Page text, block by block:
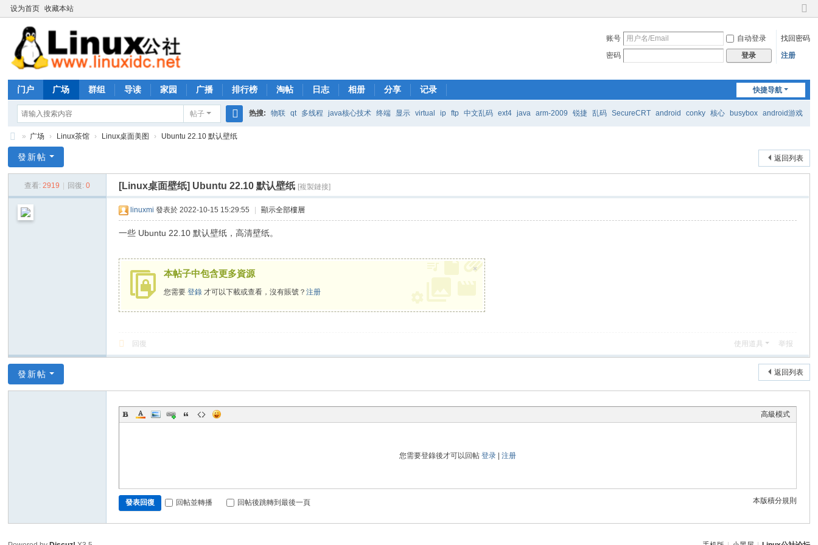
设为首页 收藏本站
切
到
账号 自动登录
找回密码
密码
登录 注册
快捷导航
门户 广场 群组 导读 家园 广播 排行榜 淘帖 日志 相册 分享 记录
帖子
搜
热搜: 物联 qt 多线程 java核心技术 终端 显示 virtual ip ftp 中文乱码 ext4 java arm-2009 锐捷 乱码 SecureCRT android conky 核心 busybox android游戏
nu
公
» 广场 › Linux茶馆 › Linux桌面美图 › Ubuntu 22.10 默认壁纸
返回列表
發新帖
查看: 2919 回復: 0 [Linux桌面壁纸] Ubuntu 22.10 默认壁纸 [複製鏈接]
linuxmi 發表於 2022-10-15 15:29:55 顯示全部樓層
一些 Ubuntu 22.10 默认壁纸，高清壁纸。
本帖子中包含更多資源
您需要登錄 才可以下載或查看，沒有賬號？注册
×
回復 使用道具 举报
返回列表
發新帖
高級模式
您需要登錄後才可以回帖登录 |注册
本版積分規則
發表回復 回帖並轉播 回帖後跳轉到最後一頁